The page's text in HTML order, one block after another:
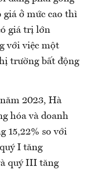
giá ở mức cao thì
giá trị lớn
với việc một
trường bất động
2023, Hà
hóa và doanh
15,22% so với
I tăng
quý III tăng